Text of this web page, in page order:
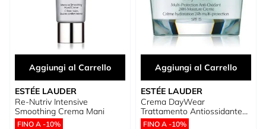
Aggiungi al Carrello
ESTÉE LAUDER
Re-Nutriv Intensive
Smoothing Crema Mani
FINO A -10%
Aggiungi al Carrello
ESTÉE LAUDER
Crema DayWear
Trattamento Antiossidante
SPF 15
FINO A -10%